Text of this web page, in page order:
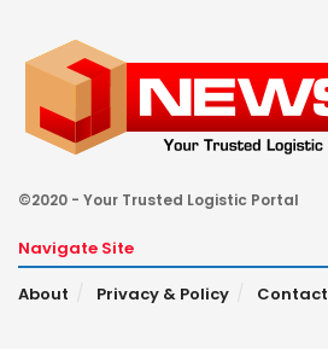
©2020 - Your Trusted Logistic Portal
Navigate Site
About
Privacy & Policy Contact